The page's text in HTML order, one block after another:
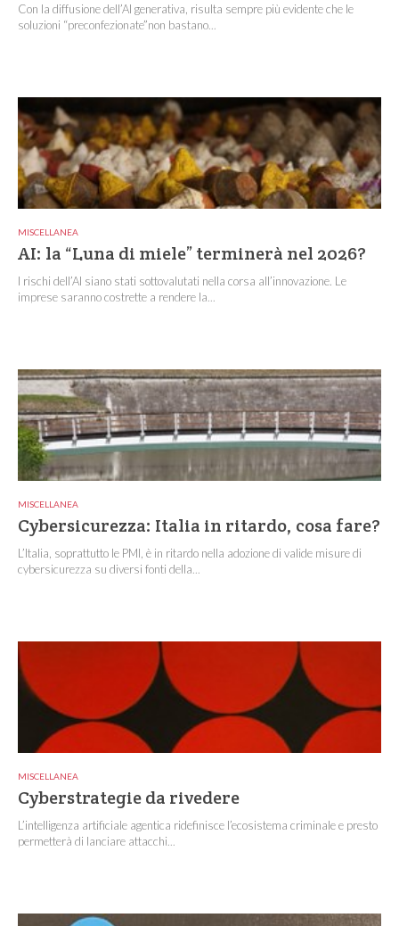
Con la diffusione dell’AI generativa, risulta sempre più evidente che le
soluzioni “preconfezionate”non bastano...
MISCELLANEA
AI: la “Luna di miele” terminerà nel 2026?
I rischi dell’AI siano stati sottovalutati nella corsa all’innovazione. Le
imprese saranno costrette a rendere la...
MISCELLANEA
Cybersicurezza: Italia in ritardo, cosa fare?
L’Italia, soprattutto le PMI, è in ritardo nella adozione di valide misure di
cybersicurezza su diversi fonti della...
MISCELLANEA
Cyberstrategie da rivedere
L’intelligenza artificiale agentica ridefinisce l’ecosistema criminale e presto
permetterà di lanciare attacchi...